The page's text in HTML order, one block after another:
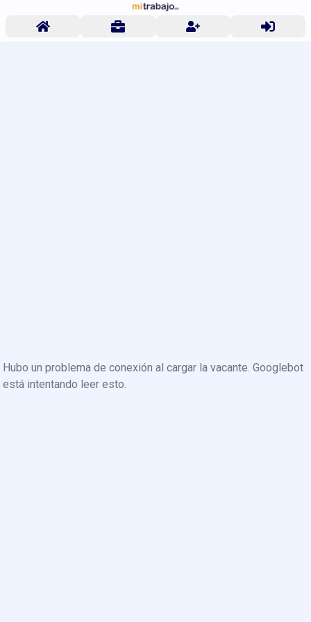
Hubo un problema de conexión al cargar la vacante. Googlebot
está intentando leer esto.